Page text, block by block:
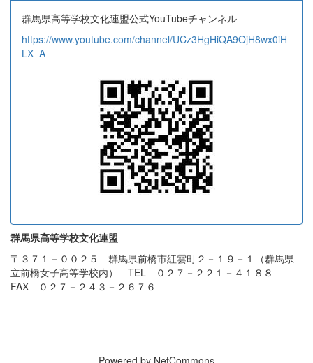
群馬県高等学校文化連盟公式YouTubeチャンネル
https://www.youtube.com/channel/UCz3HgHiQA9OjH8wx0iH
LX_A
群馬県高等学校文化連盟
〒３７１－００２５ 群馬県前橋市紅雲町２－１９－１（群馬県
立前橋女子高等学校内） TEL ０２７－２２１－４１８８
FAX ０２７－２４３－２６７６